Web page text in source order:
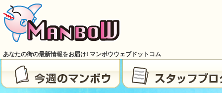
あなたの街の最新情報をお届け! マンボウウェブドットコム